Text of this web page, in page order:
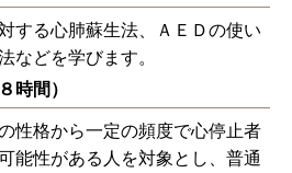
する心肺蘇生法、ＡＥＤの使い
などを学びます。
時間）
性格から一定の頻度で心停止者
能性がある人を対象とし、普通